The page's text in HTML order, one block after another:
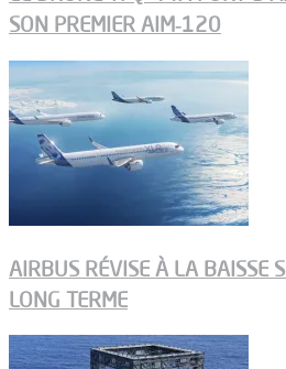
SON PREMIER AIM‑120
AIRBUS RÉVISE À LA BAISSE
LONG TERME